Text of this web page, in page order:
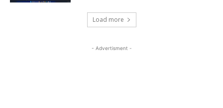
Load more
- Advertisment -